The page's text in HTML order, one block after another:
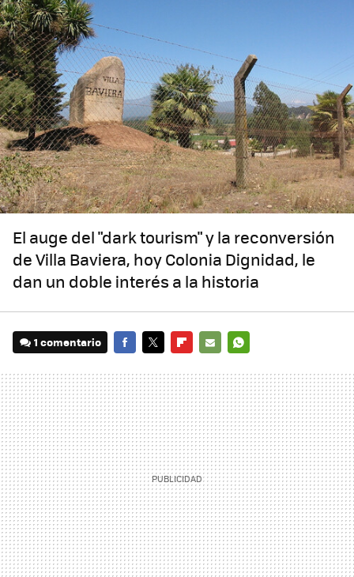
El auge del "dark tourism" y la reconversión
de Villa Baviera, hoy Colonia Dignidad, le
dan un doble interés a la historia
1 comentario
MAIL